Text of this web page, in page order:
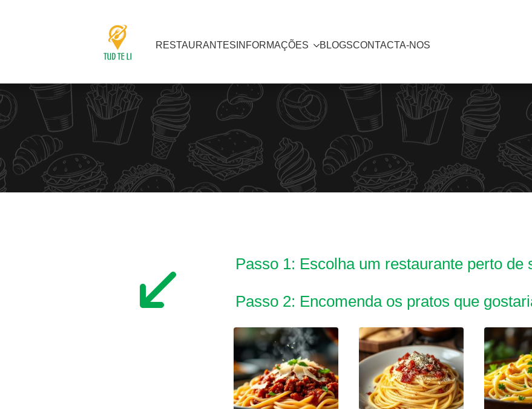
RESTAURANTES INFORMAÇÕES BLOGSCONTACTA-NOS
Passo 1: Escolha um restaurante perto de
Passo 2: Encomenda os pratos que